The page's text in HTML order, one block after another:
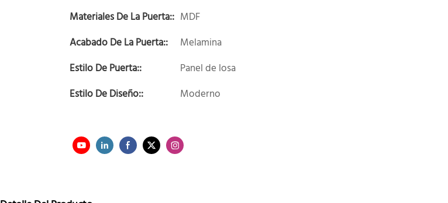
Materiales De La Puerta:: MDF
Acabado De La Puerta::
Melamina
Estilo De Puerta::
Panel de losa
Estilo De Diseño::
Moderno